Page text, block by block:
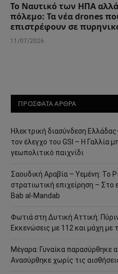
Το Ναυτικό των ΗΠΑ
πόλεμο: Τα νέα drones
επιστρέφουν σε
11/07/2026
ΠΡΟΣΦΑΤΑ ΑΡΘΡΑ
Ηλεκτρική διασύνδεση
τον έλεγχο του GSI – Η Γαλλία
γεωπολιτικό παιχνίδι
Σαουδική Αραβία – Υεμένη: Το
στρατιωτική επιχείρηση –
Bab al-Mandab
Φωτιά στη Δυτική Αττική:
Εκκενώσεις με 112 και μάχη με
Μέγαρα: Γυναίκα παρασύρθηκε
Ανασύρθηκε χωρίς τις